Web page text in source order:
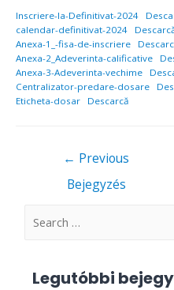
Inscriere-la-Definitivat-2024
calendar-definitivat-2024
Anexa-1_-fisa-de-inscriere
Anexa-2_Adeverinta-calificative
Anexa-3-Adeverinta-vechime
Centralizator-predare-dosare
Eticheta-dosar
Descarcă
← Previous
Bejegyzés
S
Legutóbbi